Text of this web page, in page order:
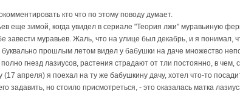
кто что по этому поводу думает.
еще зимой, когда увидел в сериале "Теория лжи" муравьиную
муравьев. Жаль, что на улице был декабрь, и я понимал,
буквально прошлым летом видел у бабушки на даче множество
гнезд лазиусов, растения страдают от тли постоянно, в чем,
апреля) я поехал на ту же бабушкину дачу, хотел что-то
задавить, но стоило присмотреться, - это оказалась матка